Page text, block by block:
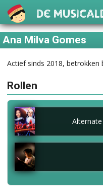
De
Ana Milva Gomes
Actief sinds 2018, betrokken
Rollen